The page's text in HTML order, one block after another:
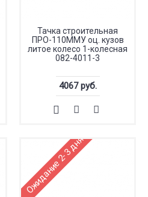
Тачка строительная
ПРО-110ММУ оц. кузов
литое колесо 1-колесная
082-4011-3
4067 руб.
Ожидание 2-3 дня